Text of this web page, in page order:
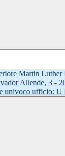
Allende, 3 -
univoco ufficio: U